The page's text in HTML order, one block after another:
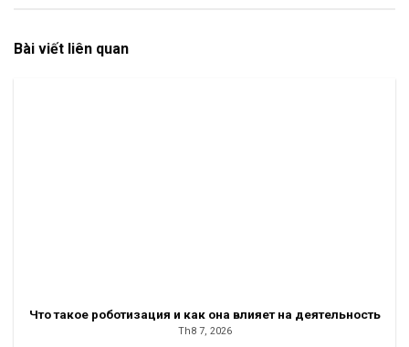
Bài viết liên quan
Что такое роботизация и как она влияет на деятельность
Th8 7, 2026